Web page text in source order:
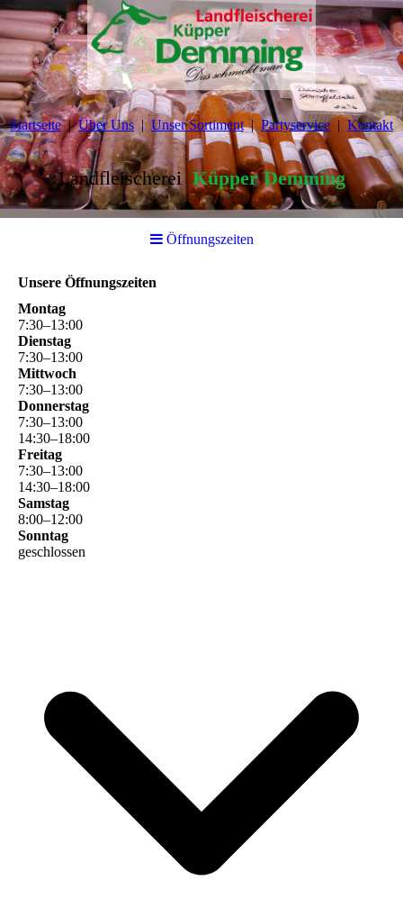
Startseite Über Uns Unser Sortiment Partyservice Kontakt
Landfleischerei Küpper Demming
Öffnungszeiten
Unsere Öffnungszeiten
Montag
7:30–13:00
Dienstag
7:30–13:00
Mittwoch
7:30–13:00
Donnerstag
7:30–13:00
14:30–18:00
Freitag
7:30–13:00
14:30–18:00
Samstag
8:00–12:00
Sonntag
geschlossen